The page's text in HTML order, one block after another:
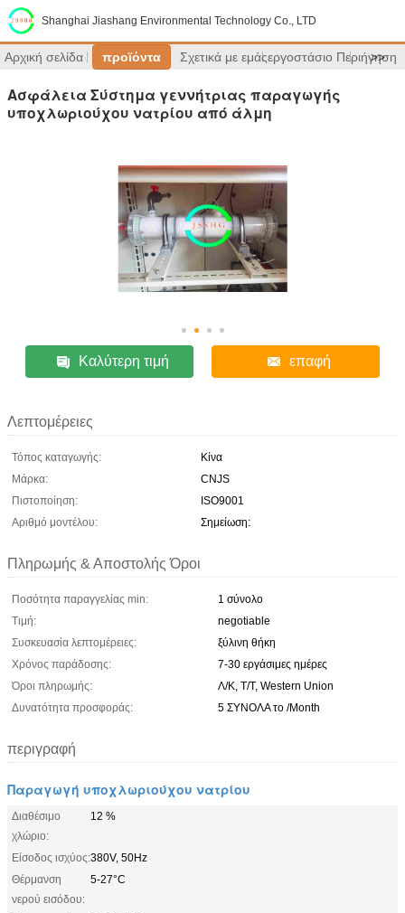
Shanghai Jiashang Environmental Technology Co., LTD
Αρχική σελίδα προϊόντα Σχετικά με εμάςεργοστάσιο Περιήγηση
>>
Ασφάλεια Σύστημα γεννήτριας παραγωγής
υποχλωριούχου νατρίου από άλμη
Καλύτερη τιμή επαφή
Λεπτομέρειες
Τόπος καταγωγής:
Κίνα
Μάρκα:
CNJS
Πιστοποίηση:
ISO9001
Αριθμό μοντέλου:
Σημείωση:
Πληρωμής & Αποστολής Όροι
Ποσότητα παραγγελίας min:
1 σύνολο
Τιμή:
negotiable
Συσκευασία λεπτομέρειες:
ξύλινη θήκη
Χρόνος παράδοσης:
7-30 εργάσιμες ημέρες
Όροι πληρωμής:
Λ/Κ, Τ/Τ, Western Union
Δυνατότητα προσφοράς:
5 ΣΥΝΟΛΑ το /Month
περιγραφή
Παραγωγή υποχλωριούχου νατρίου
Διαθέσιμο
χλώριο:
12 %
Είσοδος ισχύος:380V, 50Hz
Θέρμανση
νερού εισόδου:
5-27°C